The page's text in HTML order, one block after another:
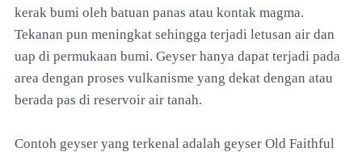
kerak bumi oleh batuan panas atau kontak magma.
Tekanan pun meningkat sehingga terjadi letusan air dan
uap di permukaan bumi. Geyser hanya dapat terjadi pada
area dengan proses vulkanisme yang dekat dengan atau
berada pas di reservoir air tanah.
Contoh geyser yang terkenal adalah geyser Old Faithful